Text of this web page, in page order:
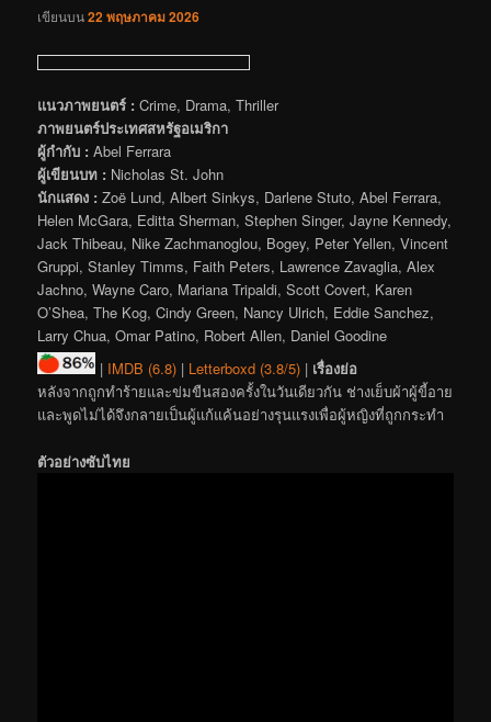
เขียนบน22 พฤษภาคม 2026
แนวภาพยนตร์ : Crime, Drama, Thriller
ภาพยนตร์ประเทศสหรัฐอเมริกา
ผู้กำกับ : Abel Ferrara
ผู้เขียนบท : Nicholas St. John
นักแสดง : Zoë Lund, Albert Sinkys, Darlene Stuto, Abel Ferrara,
Helen McGara, Editta Sherman, Stephen Singer, Jayne Kennedy,
Jack Thibeau, Nike Zachmanoglou, Bogey, Peter Yellen, Vincent
Gruppi, Stanley Timms, Faith Peters, Lawrence Zavaglia, Alex
Jachno, Wayne Caro, Mariana Tripaldi, Scott Covert, Karen
O’Shea, The Kog, Cindy Green, Nancy Ulrich, Eddie Sanchez,
Larry Chua, Omar Patino, Robert Allen, Daniel Goodine
| IMDB (6.8)| Letterboxd (3.8/5)| เรื่องย่อ
หลังจากถูกทำร้ายและข่มขืนสองครั้งในวันเดียวกัน ช่างเย็บผ้าผู้ขี้อาย
และพูดไม่ได้จึงกลายเป็นผู้แก้แค้นอย่างรุนแรงเพื่อผู้หญิงที่ถูกกระทำ
ตัวอย่างซับไทย